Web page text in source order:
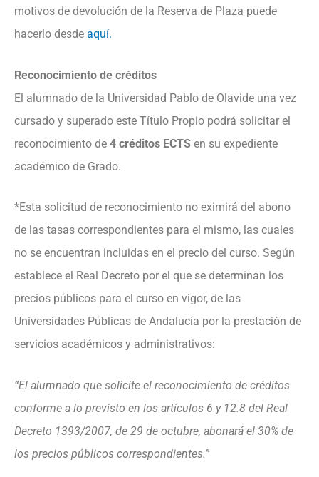
motivos de devolución de la Reserva de Plaza puede
hacerlo desde aquí.
Reconocimiento de créditos
El alumnado de la Universidad Pablo de Olavide una vez
cursado y superado este Título Propio podrá solicitar el
reconocimiento de 4 créditos ECTS en su expediente
académico de Grado.
*Esta solicitud de reconocimiento no eximirá del abono
de las tasas correspondientes para el mismo, las cuales
no se encuentran incluidas en el precio del curso. Según
establece el Real Decreto por el que se determinan los
precios públicos para el curso en vigor, de las
Universidades Públicas de Andalucía por la prestación de
servicios académicos y administrativos:
“El alumnado que solicite el reconocimiento de créditos
conforme a lo previsto en los artículos 6 y 12.8 del Real
Decreto 1393/2007, de 29 de octubre, abonará el 30% de
los precios públicos correspondientes.”